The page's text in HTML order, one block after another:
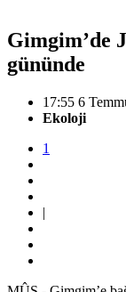
Gimgim’de
gününde
17:55 6
Ekoloji
1
|